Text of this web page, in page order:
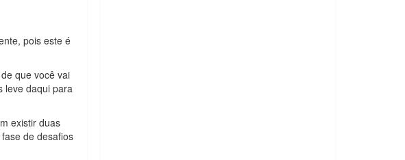
pois este é
que você vai
leve daqui para
existir duas
de desafios